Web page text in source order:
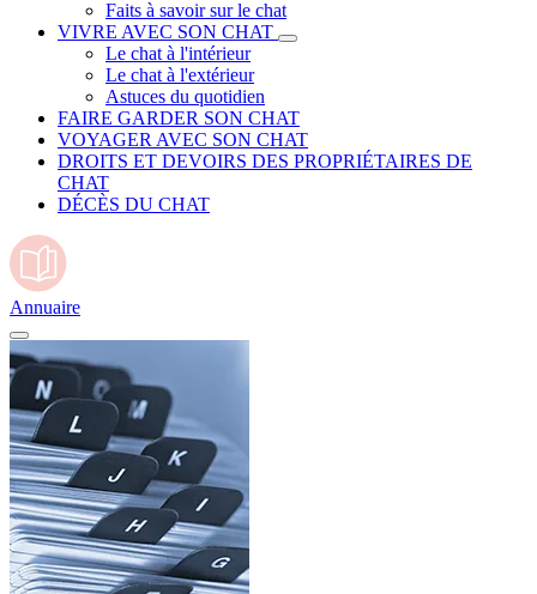
Faits à savoir sur le chat
VIVRE AVEC SON CHAT
Le chat à l'intérieur
Le chat à l'extérieur
Astuces du quotidien
FAIRE GARDER SON CHAT
VOYAGER AVEC SON CHAT
DROITS ET DEVOIRS DES PROPRIÉTAIRES DE
CHAT
DÉCÈS DU CHAT
Annuaire